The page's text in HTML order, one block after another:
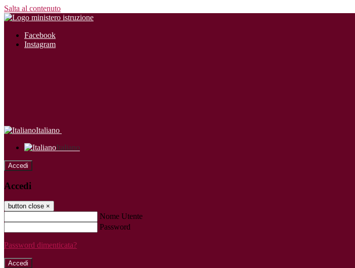
Salta al contenuto
Facebook
Instagram
Italiano
Italiano
Accedi
Accedi
button close ×
Nome Utente
Password
Password dimenticata?